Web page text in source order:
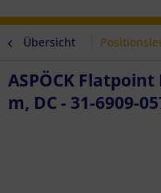
Übersicht
ASPÖCK Flatpoint
m, DC - 31-6909-